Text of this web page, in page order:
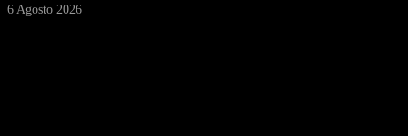
6 Agosto 2026